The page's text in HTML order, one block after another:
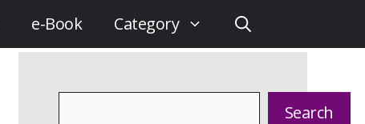
e-Book Category
Search